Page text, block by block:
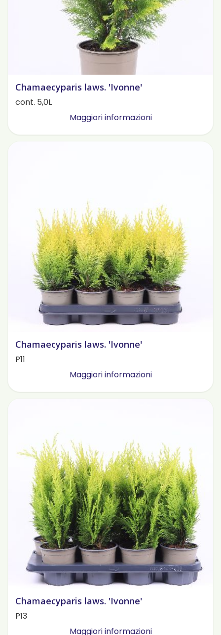
Chamaecyparis laws. 'Ivonne'
cont. 5,0L
Maggiori informazioni
Chamaecyparis laws. 'Ivonne'
P11
Maggiori informazioni
Chamaecyparis laws. 'Ivonne'
P13
Maggiori informazioni